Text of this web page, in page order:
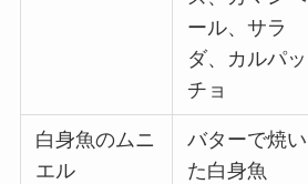
ール、サラ
ダ、カルパッ
チョ
白身魚のムニ
エル
バターで焼い
た白身魚